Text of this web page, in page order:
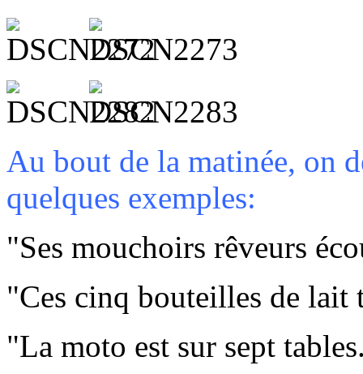
Au bout de la matinée, on
quelques exemples:
"Ses mouchoirs rêveurs
"Ces cinq bouteilles de lait
"La moto est sur sept